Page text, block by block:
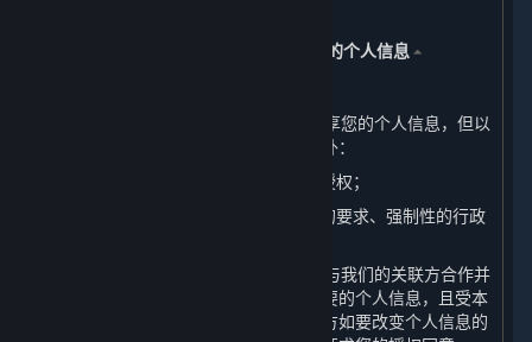
五、 我们如何共享、转让、公开披露您的个人信息 ⏶
1. 我们不会与任何公司、组织和个人共享您的个人信息，但以
下情况及本政策明确规定的其他情形除外：
（1） 我们已事先获得您明确的同意或授权；
（2） 根据适用的法律法规、法律程序的要求、强制性的行政
2. 为了提供优质的服务，我们可能需要与我们的关联方合作并
共享您的个人信息。但我们只会共享必要的个人信息，且受本
政策中所声明目的的约束。我们的关联方如要改变个人信息的